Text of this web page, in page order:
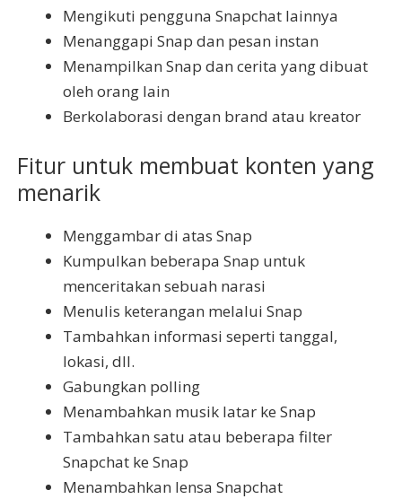
Mengikuti pengguna Snapchat lainnya
Menanggapi Snap dan pesan instan
Menampilkan Snap dan cerita yang dibuat
oleh orang lain
Berkolaborasi dengan brand atau kreator
Fitur untuk membuat konten yang
menarik
Menggambar di atas Snap
Kumpulkan beberapa Snap untuk
menceritakan sebuah narasi
Menulis keterangan melalui Snap
Tambahkan informasi seperti tanggal,
lokasi, dll.
Gabungkan polling
Menambahkan musik latar ke Snap
Tambahkan satu atau beberapa filter
Snapchat ke Snap
Menambahkan lensa Snapchat